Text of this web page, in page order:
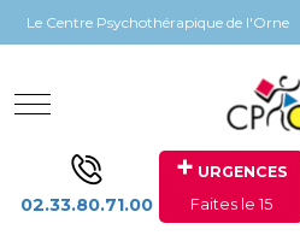
Panneau de gestion des cookies
Le Centre Psychothérapique de l'Orne
Mobile Menu Toggle
02.33.80.71.00
+ URGENCES
Faites le 15